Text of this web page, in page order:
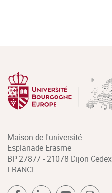
Maison de l'université
Esplanade Erasme
BP 27877 - 21078 Dijon Cedex
FRANCE